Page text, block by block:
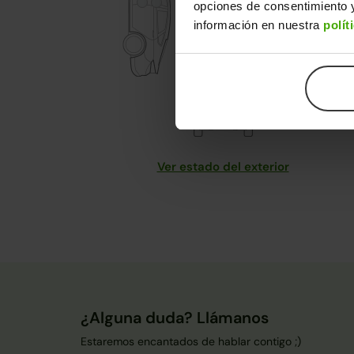
opciones de consentimiento
información en nuestra
Ver estado del exterior
¿Alguna duda? Llámanos
Estaremos encantados de hablar contigo ;)